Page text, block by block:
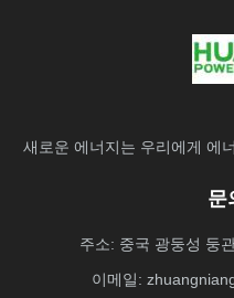
새로운 에너지는 우리에게 에
문
주소: 중국 광둥성 둥
이메일: